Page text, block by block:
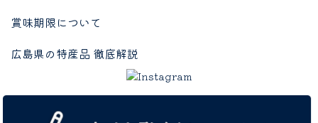
賞味期限について
広島県の特産品 徹底解説